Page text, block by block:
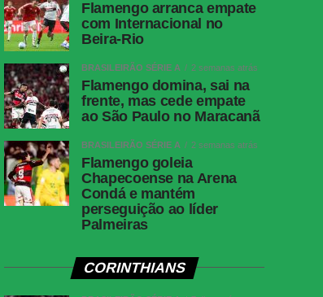
Flamengo arranca empate
com Internacional no
Beira-Rio
BRASILEIRÃO SÉRIE A 2 semanas atrás
Flamengo domina, sai na
frente, mas cede empate
ao São Paulo no Maracanã
BRASILEIRÃO SÉRIE A 2 semanas atrás
Flamengo goleia
Chapecoense na Arena
Condá e mantém
perseguição ao líder
Palmeiras
CORINTHIANS